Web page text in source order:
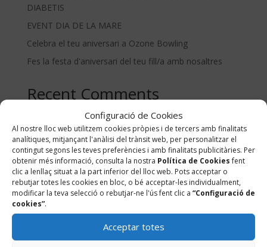
Configuració de Cookies
Al nostre lloc web utilitzem cookies pròpies i de tercers amb finalitats
analítiques, mitjançant l'anàlisi del trànsit web, per personalitzar el
contingut segons les teves preferències i amb finalitats publicitàries. Per
obtenir més informació, consulta la nostra Política de Cookiesfent
clic a lenllaç situat a la part inferior del lloc web. Pots acceptar o
rebutjar totes les cookies en bloc, o bé acceptar-les individualment,
modificar la teva selecció o rebutjar-ne l'ús fent clic a “Configuració de
cookies”.
Acceptar totes
DIABETIS
EVENT DIA DE LA MARE
Celebra el teu aniversari a Ozone Bowling
Fes la festa d'aniversari del teu fill/a amb nosaltres
Recent Comments
No s'han trobat comentaris.
Botigues